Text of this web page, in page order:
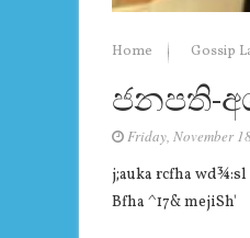
Home Gossip
ජනපති-
Friday, November
j;auka rcfha
Bfha ^17& mejiSh'